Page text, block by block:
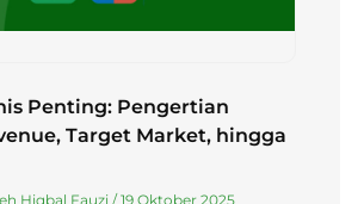
Penting: Pengertian
Target Market, hingga
Hiqbal Fauzi /19 Oktober 2025